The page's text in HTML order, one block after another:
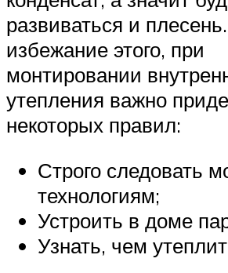
развиваться и
избежание этого, при
монтировании
утепления важно
некоторых правил:
Строго следовать
технологиям;
Устроить в доме
Узнать, чем